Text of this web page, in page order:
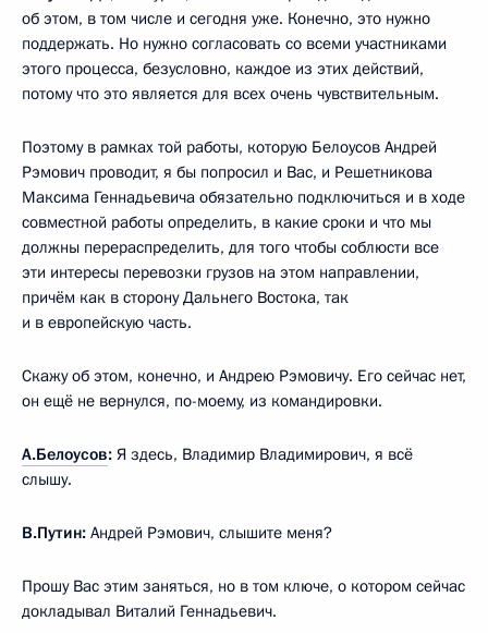
об этом, в том числе и сегодня уже. Конечно, это нужно
поддержать. Но нужно согласовать со всеми участниками
этого процесса, безусловно, каждое из этих действий,
потому что это является для всех очень чувствительным.
Поэтому в рамках той работы, которую Белоусов Андрей
Рэмович проводит, я бы попросил и Вас, и Решетникова
Максима Геннадьевича обязательно подключиться и в ходе
совместной работы определить, в какие сроки и что мы
должны перераспределить, для того чтобы соблюсти все
эти интересы перевозки грузов на этом направлении,
причём как в сторону Дальнего Востока, так
и в европейскую часть.
Скажу об этом, конечно, и Андрею Рэмовичу. Его сейчас нет,
он ещё не вернулся, по-моему, из командировки.
А.Белоусов: Я здесь, Владимир Владимирович, я всё
слышу.
В.Путин: Андрей Рэмович, слышите меня?
Прошу Вас этим заняться, но в том ключе, о котором сейчас
докладывал Виталий Геннадьевич.